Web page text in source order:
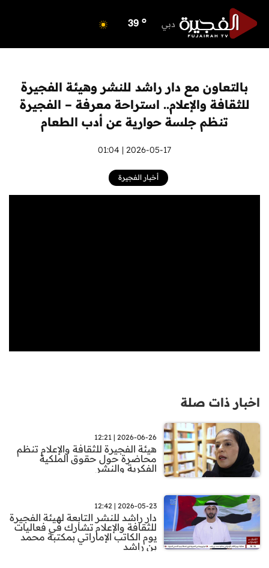
دبي 39 o
عجمان o
أم القيوين o
راس الخيمة 40 o
الفجيرة 33 o
بالتعاون مع دار راشد للنشر وهيئة الفجيرة
للثقافة والإعلام.. استراحة معرفة – الفجيرة
تنظم جلسة حوارية عن أدب الطعام
2026-05-17 | 01:04
أخبار الفجيرة
اخبار ذات صلة
2026-06-26 | 12:21
هيئة الفجيرة للثقافة والإعلام تنظم
محاضرة حول حقوق الملكية
الفكرية والنشر
2026-05-23 | 12:42
دار راشد للنشر التابعة لهيئة الفجيرة
للثقافة والإعلام تشارك في فعاليات
يوم الكاتب الإماراتي بمكتبة محمد
بن راشد